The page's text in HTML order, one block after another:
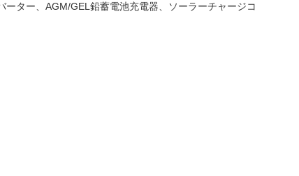
ター、AGM/GEL鉛蓄電池充電器、ソーラーチャージコ